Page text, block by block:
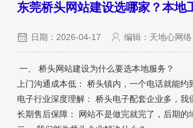
东莞桥头网站建设选哪家？本地
日期：2026-04-17 编辑：天地心网络
一、 桥头网站建设为什么要选本地服务？
上门沟通成本低： 桥头镇内，一个电话就能
电子行业深度理解： 桥头电子配套企业多，我
长期售后保障： 网站不是做完就完了，后期的